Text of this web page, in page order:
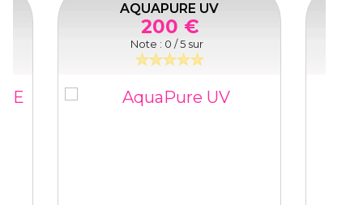
AQUAPURE UV
200 €
Note : 0 / 5 sur